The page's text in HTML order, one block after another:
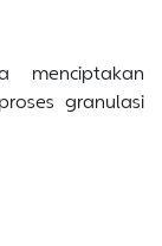
menciptakan
granulasi